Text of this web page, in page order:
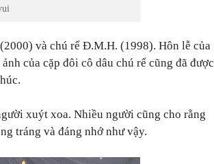
và chú rể Đ.M.H. (1998). Hôn lễ của
của cặp đôi cô dâu chú rể cũng đã được
xuýt xoa. Nhiều người cũng cho rằng
tráng và đáng nhớ như vậy.